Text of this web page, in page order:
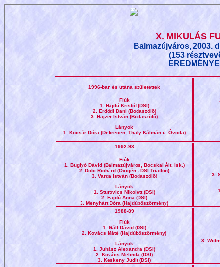
X. MIKULÁS
Balmazújváros, 2003.
(153
1996-ban és utána születettek
Fiúk
1. Hajdú Kristóf (DSI)
2. Erdõdi Dani (Bodaszõlõ)
3. Hajzer István (Bodaszõlõ)
Lányok
1. Kocsár Dóra (Debrecen, Thaly Kálmán u. Óvoda)
1992-93
Fiúk
1. Buglyó Dávid (Balmazújváros, Bocskai Ált. Isk.)
2. Dobi Richárd (Oxigén - DSI Triatlon)
3. Varga István (Bodaszõlõ)
Lányok
1. Sturovics Nikolett (DSI)
2. Hajdú Anna (DSI)
3. Menyhárt Dóra (Hajdúböszörmény)
3.
1988-89
Fiúk
1. Gáll Dávid (DSI)
2. Kovács Máté (Hajdúböszörmény)
Lányok
1. Juhász Alexandra (DSI)
2. Kovács Melinda (DSI)
3. Keskeny Judit (DSI)
3.